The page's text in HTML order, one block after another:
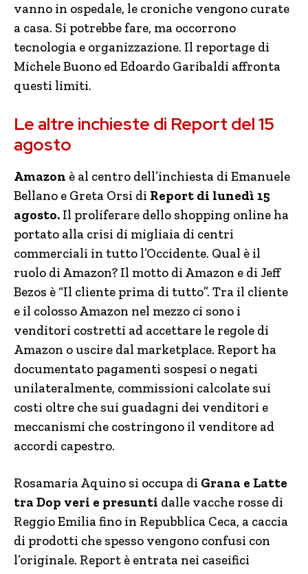
vanno in ospedale, le croniche vengono curate
a casa. Si potrebbe fare, ma occorrono
tecnologia e organizzazione. Il reportage di
Michele Buono ed Edoardo Garibaldi affronta
questi limiti.
Le altre inchieste di Report del 15
agosto
Amazon è al centro dell’inchiesta di Emanuele
Bellano e Greta Orsi di Report di lunedì 15
agosto. Il proliferare dello shopping online ha
portato alla crisi di migliaia di centri
commerciali in tutto l’Occidente. Qual è il
ruolo di Amazon? Il motto di Amazon e di Jeff
Bezos è “Il cliente prima di tutto”. Tra il cliente
e il colosso Amazon nel mezzo ci sono i
venditori costretti ad accettare le regole di
Amazon o uscire dal marketplace. Report ha
documentato pagamenti sospesi o negati
unilateralmente, commissioni calcolate sui
costi oltre che sui guadagni dei venditori e
meccanismi che costringono il venditore ad
accordi capestro.
Rosamaria Aquino si occupa di Grana e Latte
tra Dop veri e presunti dalle vacche rosse di
Reggio Emilia fino in Repubblica Ceca, a caccia
di prodotti che spesso vengono confusi con
l’originale. Report è entrata nei caseifici